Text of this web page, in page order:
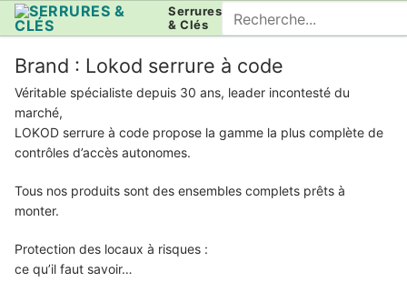
Aller
au
contenu
Serrures
& Clés
Rechercher
:
Brand : Lokod serrure à code
Véritable spécialiste depuis 30 ans, leader incontesté du
marché,
LOKOD serrure à code propose la gamme la plus complète de
contrôles d’accès autonomes.
Tous nos produits sont des ensembles complets prêts à
monter.
Protection des locaux à risques :
ce qu’il faut savoir…